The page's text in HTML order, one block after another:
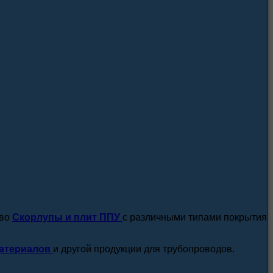
Скорлупы и плит ППУ с различными типами покрытия
и другой продукции для трубопроводов.